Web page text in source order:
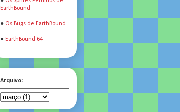
EarthBound
● Os Bugs de EarthBound
● EarthBound 64
Arquivo: